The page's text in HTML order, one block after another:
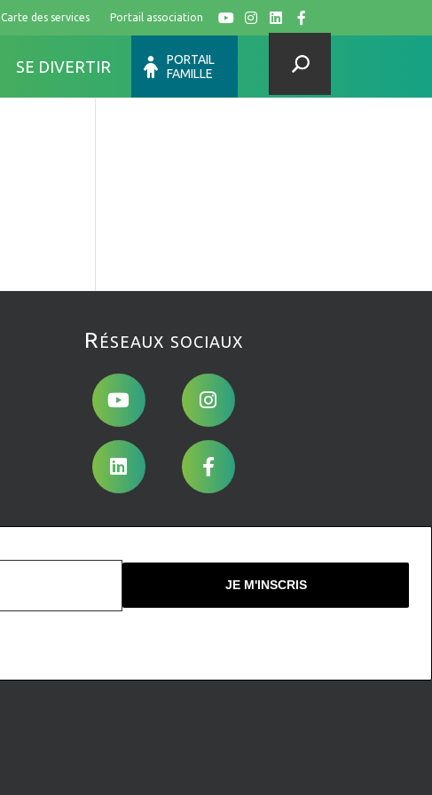
Carte des services Portail association Y I L F
SE DIVERTIR
PORTAIL
FAMILLE
Réseaux sociaux